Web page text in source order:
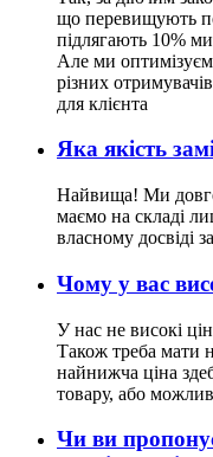
що перевищують
підлягають 10%
Але ми
різних
для клієнта
Яка якість
Найвища! Ми довго
маємо на складі
власному досвіді
Чому у вас
У нас не високі
Також треба мати
найнижча ціна
товару, або
Чи ви